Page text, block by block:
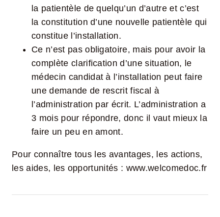
la patientèle de quelqu’un d’autre et c’est
la constitution d’une nouvelle patientèle qui
constitue l’installation.
Ce n’est pas obligatoire, mais pour avoir la
complète clarification d’une situation, le
médecin candidat à l’installation peut faire
une demande de rescrit fiscal à
l’administration par écrit. L’administration a
3 mois pour répondre, donc il vaut mieux la
faire un peu en amont.
Pour connaître tous les avantages, les actions,
les aides, les opportunités : www.welcomedoc.fr